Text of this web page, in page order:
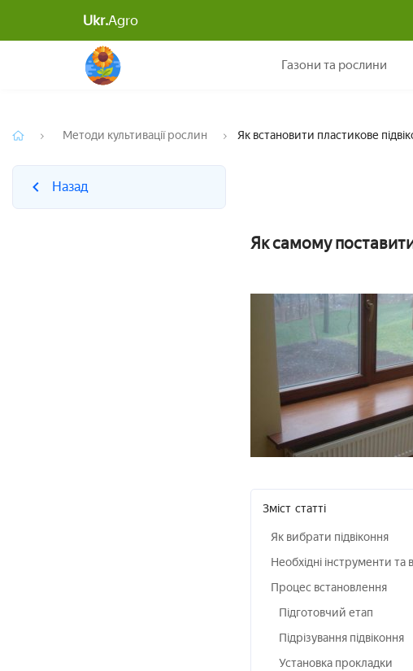
Ukr.Agro
Газони та рослини
Назад
Методи культивації рослин Як встановити пластикове
Назад
Як самому
Зміст статті
Як вибрати підвіконня
Необхідні інструменти та
Процес встановлення
Підготовчий етап
Підрізування підвіконня
Установка прокладки